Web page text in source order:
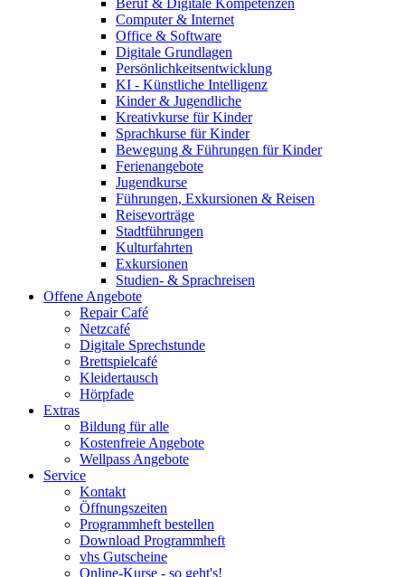
Beruf & Digitale Kompetenzen
Computer & Internet
Office & Software
Digitale Grundlagen
Persönlichkeitsentwicklung
KI - Künstliche Intelligenz
Kinder & Jugendliche
Kreativkurse für Kinder
Sprachkurse für Kinder
Bewegung & Führungen für Kinder
Ferienangebote
Jugendkurse
Führungen, Exkursionen & Reisen
Reisevorträge
Stadtführungen
Kulturfahrten
Exkursionen
Studien- & Sprachreisen
Offene Angebote
Repair Café
Netzcafé
Digitale Sprechstunde
Brettspielcafé
Kleidertausch
Hörpfade
Extras
Bildung für alle
Kostenfreie Angebote
Wellpass Angebote
Service
Kontakt
Öffnungszeiten
Programmheft bestellen
Download Programmheft
vhs Gutscheine
Online-Kurse - so geht's!